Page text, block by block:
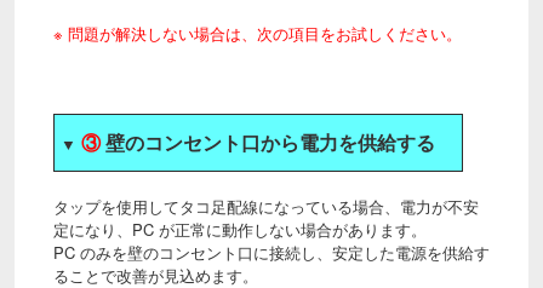
※ 問題が解決しない場合は、次の項目をお試しください。
▼ ③壁のコンセント口から電力を供給する
タップを使用してタコ足配線になっている場合、電力が不安
定になり、PC が正常に動作しない場合があります。
PC のみを壁のコンセント口に接続し、安定した電源を供給す
ることで改善が見込めます。